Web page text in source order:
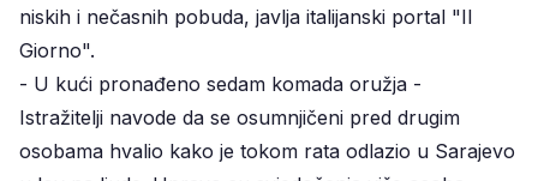
niskih i nečasnih pobuda, javlja italijanski portal "Il
Giorno".
- U kući pronađeno sedam komada oružja -
Istražitelji navode da se osumnjičeni pred drugim
osobama hvalio kako je tokom rata odlazio u Sarajevo